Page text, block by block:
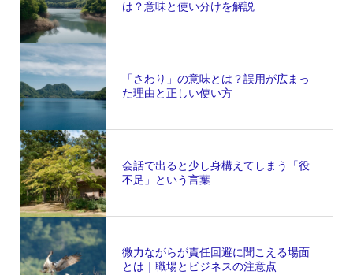
は？意味と使い分けを解説
「さわり」の意味とは？誤用が広まっ
た理由と正しい使い方
会話で出ると少し身構えてしまう「役
不足」という言葉
微力ながらが責任回避に聞こえる場面
とは｜職場とビジネスの注意点